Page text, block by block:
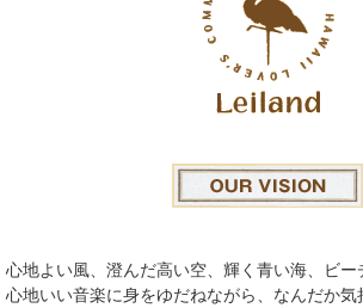
心地よい風、澄んだ高い空、輝く青い海、ビー
心地いい音楽に身をゆだねながら、なんだか気